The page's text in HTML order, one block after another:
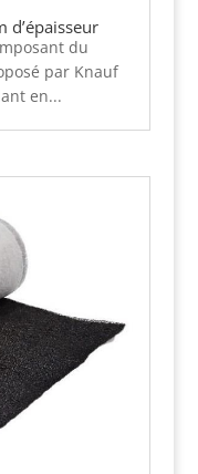
du
par Knauf
en...